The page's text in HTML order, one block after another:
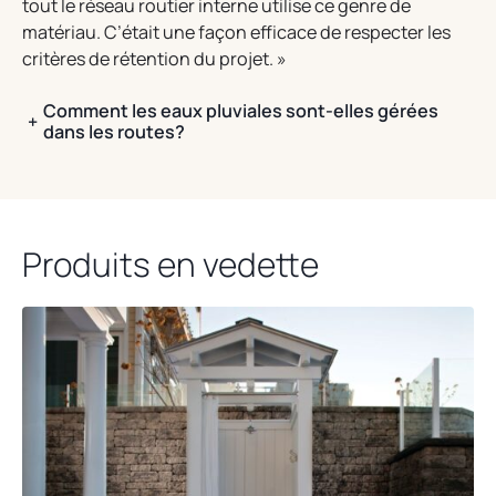
tout le réseau routier interne utilise ce genre de
matériau. C’était une façon efficace de respecter les
critères de rétention du projet. »
+ Comment les eaux pluviales sont-elles gérées
dans les routes?
Produits en vedette